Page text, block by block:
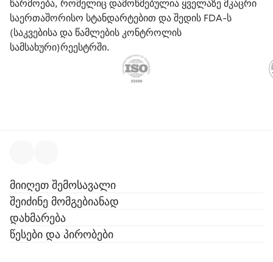
წარმოება, რომელიც დამოწმებულია ყველაზე მკაცრი
საერთაშორისო სტანდარტებით და შედის FDA-ს
(საკვებისა და წამლების კონტროლის
სამსახური)რეესტრში.
მიიღეთ შემოსავალი
შეიძინე მომგებიანად
დახმარება
წესები და პირობები